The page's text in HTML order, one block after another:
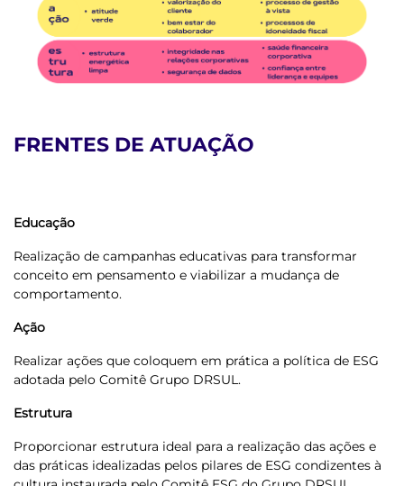
FRENTES DE ATUAÇÃO
Educação
Realização de campanhas educativas para transformar
conceito em pensamento e viabilizar a mudança de
comportamento.
Ação
Realizar ações que coloquem em prática a política de ESG
adotada pelo Comitê Grupo DRSUL.
Estrutura
Proporcionar estrutura ideal para a realização das ações e
das práticas idealizadas pelos pilares de ESG condizentes à